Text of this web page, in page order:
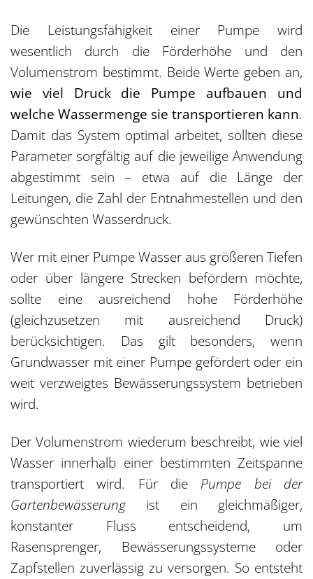
Die Leistungsfähigkeit einer Pumpe wird
wesentlich durch die Förderhöhe und den
Volumenstrom bestimmt. Beide Werte geben an,
wie viel Druck die Pumpe aufbauen und
welche Wassermenge sie transportieren kann.
Damit das System optimal arbeitet, sollten diese
Parameter sorgfältig auf die jeweilige Anwendung
abgestimmt sein – etwa auf die Länge der
Leitungen, die Zahl der Entnahmestellen und den
gewünschten Wasserdruck.
Wer mit einer Pumpe Wasser aus größeren Tiefen
oder über längere Strecken befördern möchte,
sollte eine ausreichend hohe Förderhöhe
(gleichzusetzen mit ausreichend Druck)
berücksichtigen. Das gilt besonders, wenn
Grundwasser mit einer Pumpe gefördert oder ein
weit verzweigtes Bewässerungssystem betrieben
wird.
Der Volumenstrom wiederum beschreibt, wie viel
Wasser innerhalb einer bestimmten Zeitspanne
transportiert wird. Für die Pumpe bei der
Gartenbewässerungist ein gleichmäßiger,
konstanter Fluss entscheidend, um
Rasensprenger, Bewässerungssysteme oder
Zapfstellen zuverlässig zu versorgen. So entsteht